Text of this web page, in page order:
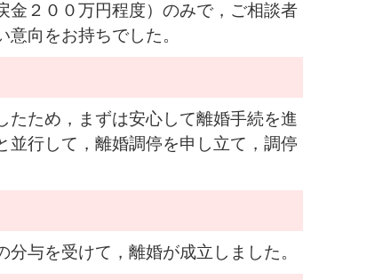
金２００万円程度）のみで，ご相談者
意向をお持ちでした。
たため，まずは安心して離婚手続を進
並行して，離婚調停を申し立て，調停
与を受けて，離婚が成立しました。